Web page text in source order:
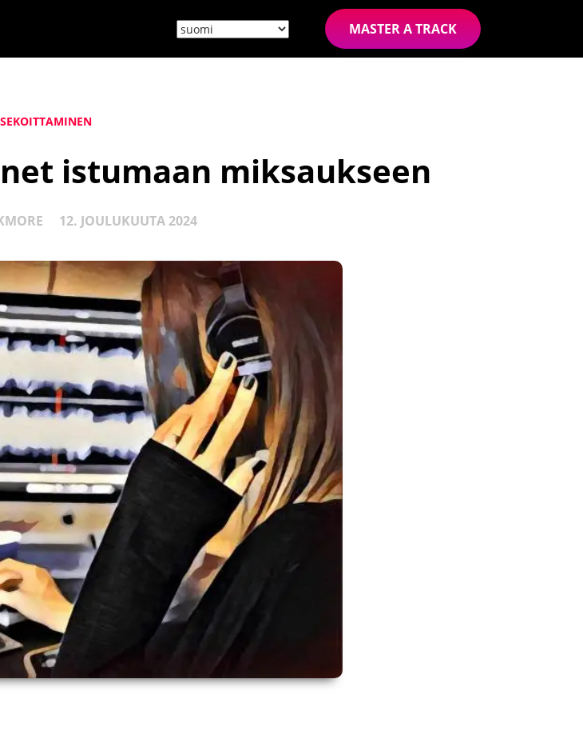
MASTER A TRACK
SEKOITTAMINEN
istumaan miksaukseen
12. JOULUKUUTA 2024